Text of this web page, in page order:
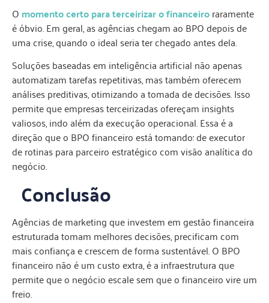
O momento certo para terceirizar o financeiroraramente
é óbvio. Em geral, as agências chegam ao BPO depois de
uma crise, quando o ideal seria ter chegado antes dela.
Soluções baseadas em inteligência artificial não apenas
automatizam tarefas repetitivas, mas também oferecem
análises preditivas, otimizando a tomada de decisões. Isso
permite que empresas terceirizadas ofereçam insights
valiosos, indo além da execução operacional. Essa é a
direção que o BPO financeiro está tomando: de executor
de rotinas para parceiro estratégico com visão analítica do
negócio.
Conclusão
Agências de marketing que investem em gestão financeira
estruturada tomam melhores decisões, precificam com
mais confiança e crescem de forma sustentável. O BPO
financeiro não é um custo extra, é a infraestrutura que
permite que o negócio escale sem que o financeiro vire um
freio.